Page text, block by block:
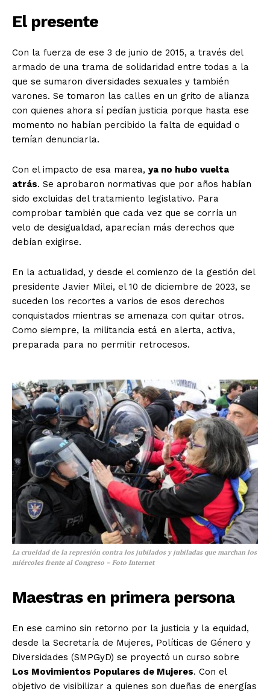
El presente
Con la fuerza de ese 3 de junio de 2015, a través del
armado de una trama de solidaridad entre todas a la
que se sumaron diversidades sexuales y también
varones. Se tomaron las calles en un grito de alianza
con quienes ahora sí pedían justicia porque hasta ese
momento no habían percibido la falta de equidad o
temían denunciarla.
Con el impacto de esa marea, ya no hubo vuelta
atrás. Se aprobaron normativas que por años habían
sido excluidas del tratamiento legislativo. Para
comprobar también que cada vez que se corría un
velo de desigualdad, aparecían más derechos que
debían exigirse.
En la actualidad, y desde el comienzo de la gestión del
presidente Javier Milei, el 10 de diciembre de 2023, se
suceden los recortes a varios de esos derechos
conquistados mientras se amenaza con quitar otros.
Como siempre, la militancia está en alerta, activa,
preparada para no permitir retrocesos.
La crueldad de la represión contra los jubilados y jubiladas que marchan los
miércoles frente al Congreso – Foto Internet
Maestras en primera persona
En ese camino sin retorno por la justicia y la equidad,
desde la Secretaría de Mujeres, Políticas de Género y
Diversidades (SMPGyD) se proyectó un curso sobre
Los Movimientos Populares de Mujeres. Con el
objetivo de visibilizar a quienes son dueñas de energías